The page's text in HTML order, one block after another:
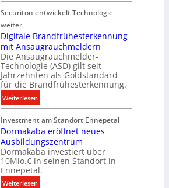
i
k
r
y
w
i
r
d
u
r
e
i
g
e
n
e
e
e
r
I
n
v
e
s
t
i
t
i
o
n
s
Securiton entwickelt Technologie
weiter
Digitale Brandfrühesterkennung
mit Ansaugrauchmeldern
Die Ansaugrauchmelder-
Technologie (ASD) gilt seit
Jahrzehnten als Goldstandard
für die Brandfrühesterkennung.
Weiterlesen:
D
i
g
i
t
a
l
e
Investment am Standort Ennepetal
Dormakaba eröffnet neues
Ausbildungszentrum
Dormakaba investiert über
10Mio.€ in seinen Standort in
Ennepetal.
Weiterlesen: